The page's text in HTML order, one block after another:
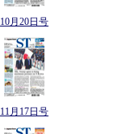
10月20日号
11月17日号